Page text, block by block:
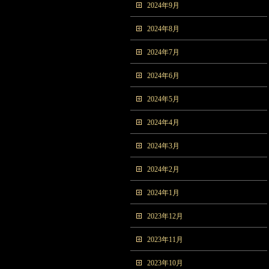
2024年9月
2024年8月
2024年7月
2024年6月
2024年5月
2024年4月
2024年3月
2024年2月
2024年1月
2023年12月
2023年11月
2023年10月